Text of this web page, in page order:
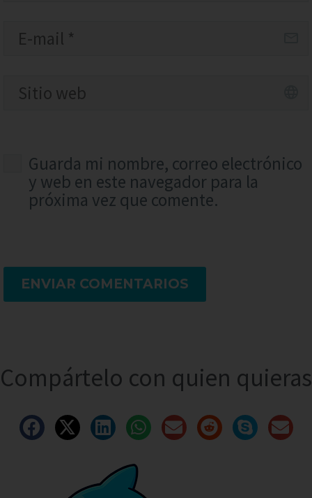
Guarda mi nombre, correo electrónico
y web en este navegador para la
próxima vez que comente.
ENVIAR COMENTARIOS
Compártelo con quien quieras